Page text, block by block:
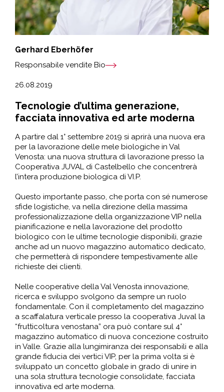
Gerhard Eberhöfer
Responsabile vendite Bio
26.08.2019
Tecnologie d’ultima generazione,
facciata innovativa ed arte moderna
A partire dal 1° settembre 2019 si aprirà una nuova era
per la lavorazione delle mele biologiche in Val
Venosta: una nuova struttura di lavorazione presso la
Cooperativa JUVAL di Castelbello che concentrerà
l’intera produzione biologica di VI.P.
Questo importante passo, che porta con sé numerose
sfide logistiche, va nella direzione della massima
professionalizzazione della organizzazione VIP nella
pianificazione e nella lavorazione del prodotto
biologico con le ultime tecnologie disponibili, grazie
anche ad un nuovo magazzino automatico dedicato,
che permetterà di rispondere tempestivamente alle
richieste dei clienti.
Nelle cooperative della Val Venosta innovazione,
ricerca e sviluppo svolgono da sempre un ruolo
fondamentale. Con il completamento del magazzino
a scaffalatura verticale presso la cooperativa Juval la
“frutticoltura venostana” ora può contare sul 4°
magazzino automatico di nuova concezione costruito
in Valle. Grazie alla lungimiranza dei responsabili e alla
grande fiducia dei vertici VIP, per la prima volta si è
sviluppato un concetto globale in grado di unire in
una sola struttura tecnologie consolidate, facciata
innovativa ed arte moderna.